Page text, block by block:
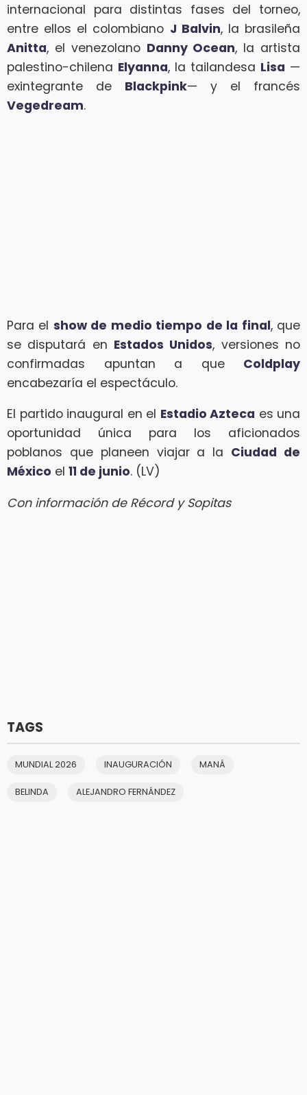
internacional para distintas fases del torneo,
entre ellos el colombiano J Balvin, la brasileña
Anitta, el venezolano Danny Ocean, la artista
palestino-chilena Elyanna, la tailandesa Lisa —
exintegrante de Blackpink— y el francés
Vegedream.
Para el show de medio tiempo de la final, que
se disputará en Estados Unidos, versiones no
confirmadas apuntan a que Coldplay
encabezaría el espectáculo.
El partido inaugural en el Estadio Azteca es una
oportunidad única para los aficionados
poblanos que planeen viajar a la Ciudad de
México el 11 de junio. (LV)
Con información de Récord y Sopitas
TAGS
MUNDIAL 2026 INAUGURACIÓN MANÁ
BELINDA ALEJANDRO FERNÁNDEZ